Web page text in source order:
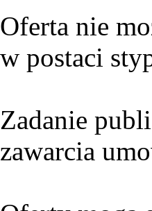
Oferta nie
w postaci
Zadanie
zawarcia